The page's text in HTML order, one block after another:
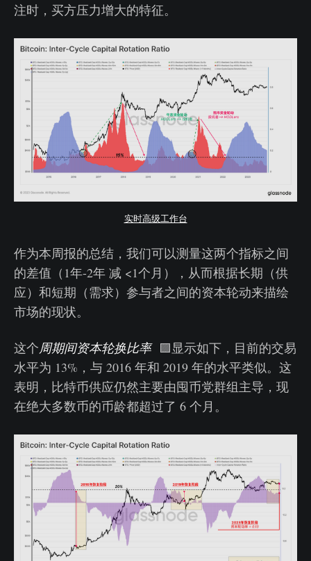
注时，买方压力增大的特征。
实时高级工作台
作为本周报的总结，我们可以测量这两个指标之间
的差值（1年-2年 减 <1个月），从而根据长期（供
应）和短期（需求）参与者之间的资本轮动来描绘
市场的现状。
这个周期间资本轮换比率🟪显示如下，目前的交易
水平为 13%，与 2016 年和 2019 年的水平类似。这
表明，比特币供应仍然主要由囤币党群组主导，现
在绝大多数币的币龄都超过了 6 个月。